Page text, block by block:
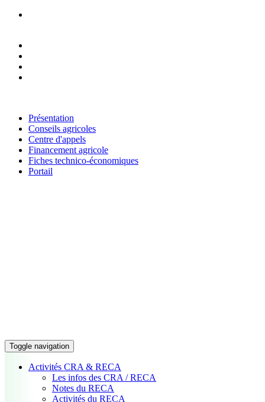
Présentation
Conseils agricoles
Centre d'appels
Financement agricole
Fiches technico-économiques
Portail
Toggle navigation
Activités CRA & RECA
Les infos des CRA / RECA
Notes du RECA
Activités du RECA